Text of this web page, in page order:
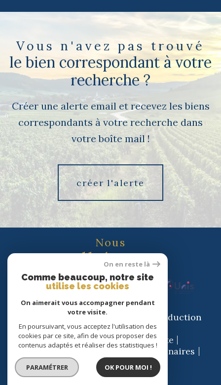
Vous n'avez pas trouvé
le bien correspondant à votre
recherche ?
Créer une alerte email et recevez les biens
correspondants à votre recherche dans
votre boîte mail !
créer l'alerte
Nous
adhérons
© 2026 | Tous droits réservés | Traduction
powered by Google |
Nos honoraires
Plan du site
Mentions légales
Admin
Partenaires
Politique RGPD
Cookies
On en reste là
Comme beaucoup, notre site
utilise les cookies
On aimerait vous accompagner pendant
votre visite.
En poursuivant, vous acceptez l'utilisation des
cookies par ce site, afin de vous proposer des
contenus adaptés et réaliser des statistiques !
PARAMÉTRER OK POUR MOI !